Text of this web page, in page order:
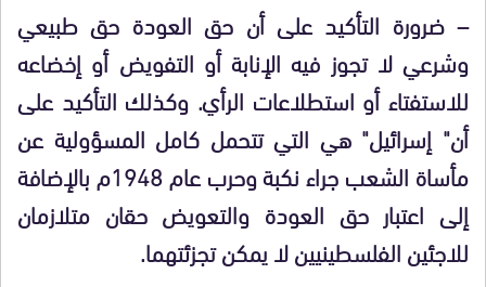
– ضرورة التأكيد على أن حق العودة حق طبيعي
وشرعي لا تجوز فيه الإنابة أو التفويض أو إخضاعه
للاستفتاء أو استطلاعات الرأي. وكذلك التأكيد على
أن" إسرائيل" هي التي تتحمل كامل المسؤولية عن
مأساة الشعب جراء نكبة وحرب عام 1948م بالإضافة
إلى اعتبار حق العودة والتعويض حقان متلازمان
للاجئين الفلسطينيين لا يمكن تجزئتهما.